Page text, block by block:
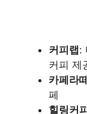
커피랩 :
커피 제
카페라떼
페
힐링커피